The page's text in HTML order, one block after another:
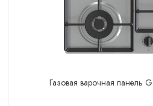
Газовая варочная панель